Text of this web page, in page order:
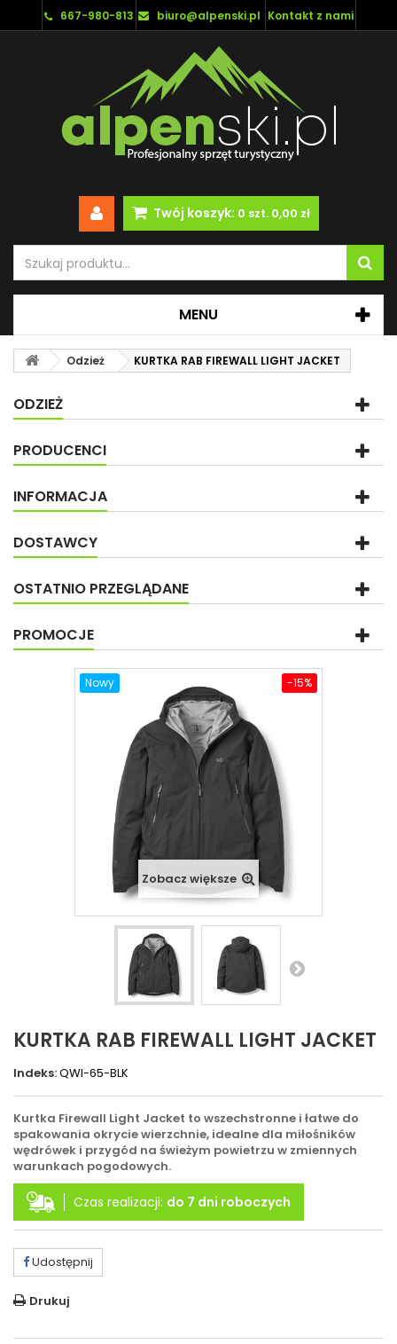
667-980-813 biuro@alpenski.pl Kontakt z nami
Twój koszyk: 0 szt. 0,00 zł
MENU
Odzież KURTKA RAB FIREWALL LIGHT JACKET
ODZIEŻ
PRODUCENCI
INFORMACJA
DOSTAWCY
OSTATNIO PRZEGLĄDANE
PROMOCJE
Nowy -15%
Zobacz większe
KURTKA RAB FIREWALL LIGHT JACKET
Indeks:QWI-65-BLK
Kurtka Firewall Light Jacket to wszechstronne i łatwe do
spakowania okrycie wierzchnie, idealne dla miłośników
wędrówek i przygód na świeżym powietrzu w zmiennych
warunkach pogodowych.
Czas realizacji: do 7 dni roboczych
Udostępnij
Drukuj